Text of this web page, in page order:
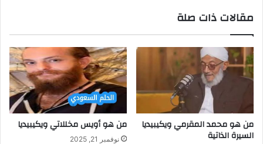
مقالات ذات صلة
من هو محمد المقرمي ويكيبيديا
السيرة الذاتية
من هو أويس مخللاتي ويكيبيديا
نوفمبر 21, 2025